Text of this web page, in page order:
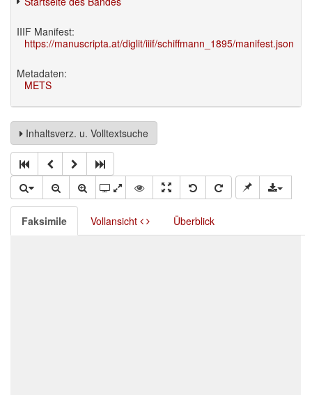
IIIF Manifest:
https://manuscripta.at/diglit/iiif/schiffmann_1895/manifest.json
Metadaten:
METS
Inhaltsverz. u. Volltextsuche
Faksimile Vollansicht Überblick